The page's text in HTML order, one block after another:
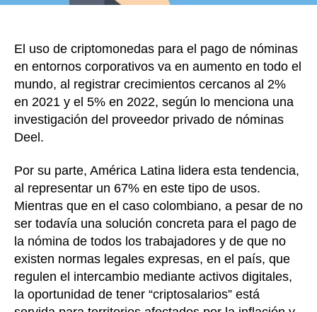
El uso de criptomonedas para el pago de nóminas
en entornos corporativos va en aumento en todo el
mundo, al registrar crecimientos cercanos al 2%
en 2021 y el 5% en 2022, según lo menciona una
investigación del proveedor privado de nóminas
Deel.
Por su parte, América Latina lidera esta tendencia,
al representar un 67% en este tipo de usos.
Mientras que en el caso colombiano, a pesar de no
ser todavía una solución concreta para el pago de
la nómina de todos los trabajadores y de que no
existen normas legales expresas, en el país, que
regulen el intercambio mediante activos digitales,
la oportunidad de tener “criptosalarios” está